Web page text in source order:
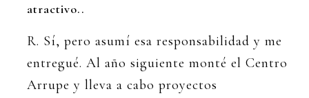
atractivo..
R. Sí, pero asumí esa responsabilidad y me
entregué. Al año siguiente monté el Centro
Arrupe y lleva a cabo proyectos